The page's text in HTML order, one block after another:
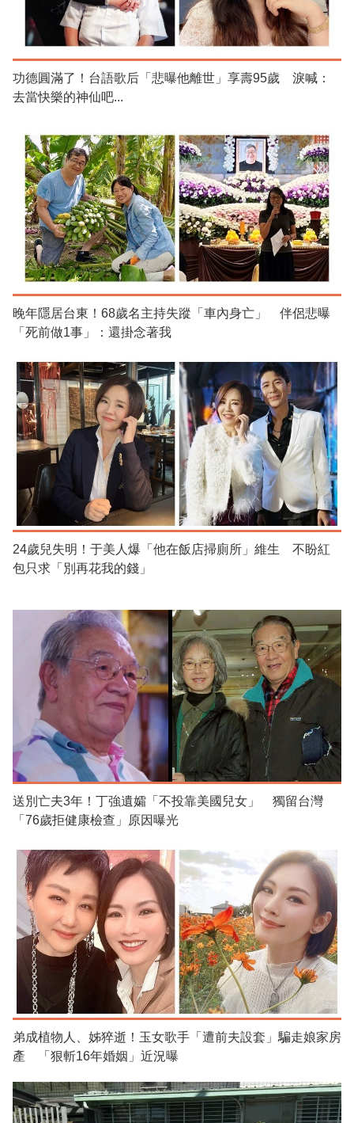
功德圓滿了！台語歌后「悲曝他離世」享壽95歲 淚喊：
去當快樂的神仙吧...
晚年隱居台東！68歲名主持失蹤「車內身亡」 伴侶悲曝
「死前做1事」：還掛念著我
24歲兒失明！于美人爆「他在飯店掃廁所」維生 不盼紅
包只求「別再花我的錢」
送別亡夫3年！丁強遺孀「不投靠美國兒女」 獨留台灣
「76歲拒健康檢查」原因曝光
弟成植物人、姊猝逝！玉女歌手「遭前夫設套」騙走娘家房
產 「狠斬16年婚姻」近況曝